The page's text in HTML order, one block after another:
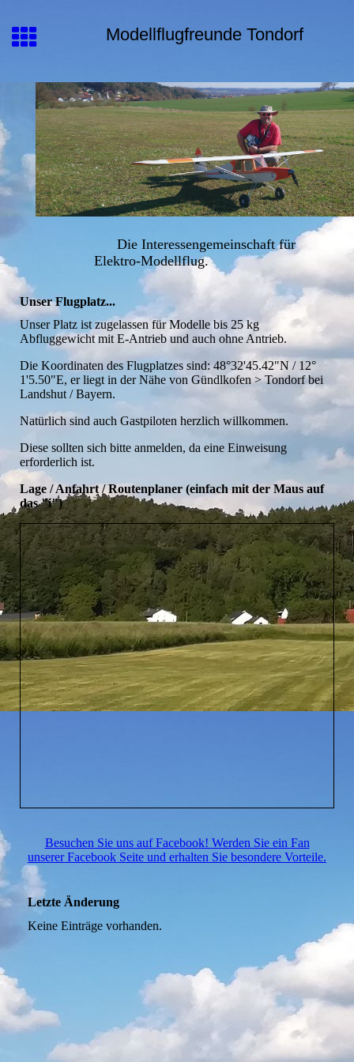
Modellflugfreunde Tondorf
Die Interessengemeinschaft für
Elektro-Modellflug.
Unser Flugplatz...
Unser Platz ist zugelassen für Modelle bis 25 kg
Abfluggewicht mit E-Antrieb und auch ohne Antrieb.
Die Koordinaten des Flugplatzes sind: 48°32'45.42"N / 12°
1'5.50"E, er liegt in der Nähe von Gündlkofen > Tondorf bei
Landshut / Bayern.
Natürlich sind auch Gastpiloten herzlich willkommen.
Diese sollten sich bitte anmelden, da eine Einweisung
erforderlich ist.
Lage / Anfahrt / Routenplaner (einfach mit der Maus auf
das "i")
Besuchen Sie uns auf Facebook! Werden Sie ein Fan
unserer Facebook Seite und erhalten Sie besondere Vorteile.
Letzte Änderung
Keine Einträge vorhanden.